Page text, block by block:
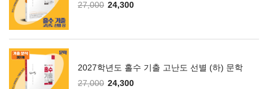
27,000 24,300
2027학년도 홀수 기출 고난도 선별 (하) 문학
27,000 24,300